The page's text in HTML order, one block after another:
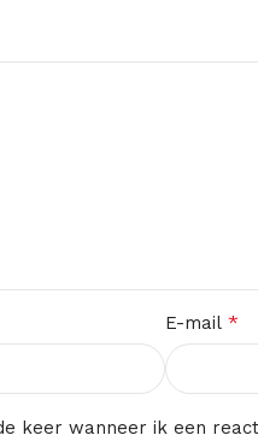
E-mail *
keer wanneer ik een